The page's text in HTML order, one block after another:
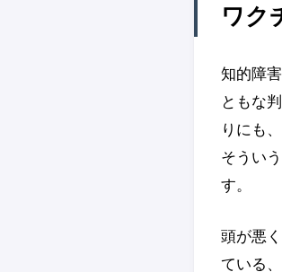
ワク
知的障
ともな
りにも
そうい
す。
頭が悪
ている